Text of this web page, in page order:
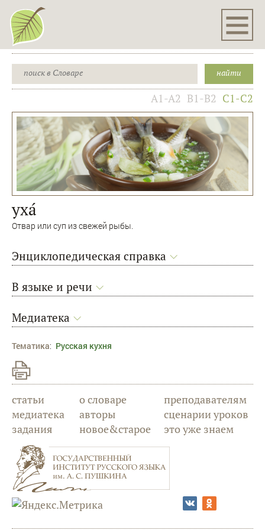
A1-A2 B1-B2 C1-C2
уха́
Отвар или суп из свежей рыбы.
Энциклопедическая справка
В языке и речи
Медиатека
Тематика: Русская кухня
статьи
медиатека
задания
о словаре
авторы
новое&старое
преподавателям
сценарии уроков
это уже знаем